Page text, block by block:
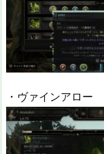
・ヴァインアロー